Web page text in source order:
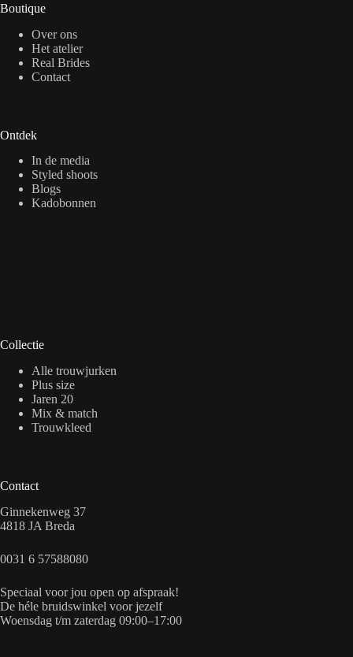
Boutique
Over ons
Het atelier
Real Brides
Contact
Ontdek
In de media
Styled shoots
Blogs
Kadobonnen
Collectie
Alle trouwjurken
Plus size
Jaren 20
Mix & match
Trouwkleed
Contact
Ginnekenweg 37
4818 JA Breda
0031 6 57588080
Speciaal voor jou open op afspraak!
De héle bruidswinkel voor jezelf
Woensdag t/m zaterdag 09:00–17:00